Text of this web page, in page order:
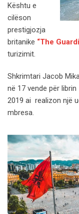
Kështu e
cilëson
prestigjozja
britanike “The
turizimit.
Shkrimtari Jacob
në 17 vende për librin
2019 ai realizon një
mbresa.